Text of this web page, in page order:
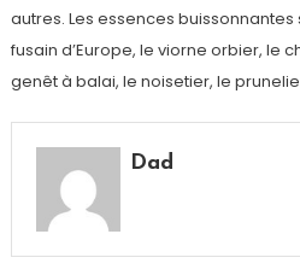
autres. Les essences
fusain d’Europe, le viorne orbier, le
genêt à balai, le noisetier, le
Dad